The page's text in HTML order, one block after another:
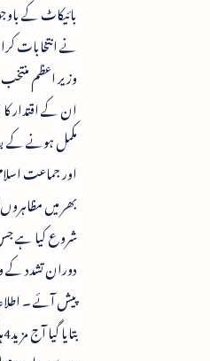
بائیکاٹ کے
نے انتخابات
وزیر اعظم
ان کے اقتدار
مکمل ہونے کے
اور جماعت
بھر میں
شروع کیا ہے
دوران تشدد
پیش آئے ۔